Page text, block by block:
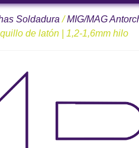
Soldadura /MIG/MAG
de latón | 1,2-1,6mm hilo